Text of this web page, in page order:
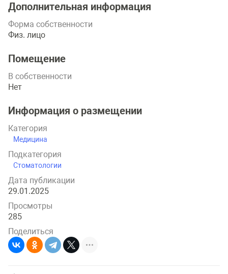
Дополнительная информация
Форма собственности
Физ. лицо
Помещение
В собственности
Нет
Информация о размещении
Категория
Медицина
Подкатегория
Стоматологии
Дата публикации
29.01.2025
Просмотры
285
Поделиться